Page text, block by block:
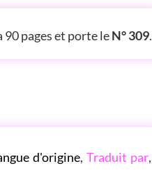
90 pages et porte leN° 309.
d'origine,Traduit par,